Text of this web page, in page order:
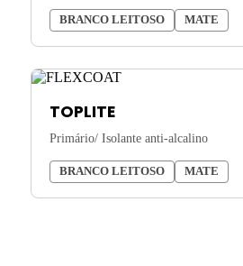
BRANCO LEITOSO MATE
TOPLITE
Primário/ Isolante anti-alcalino
BRANCO LEITOSO MATE